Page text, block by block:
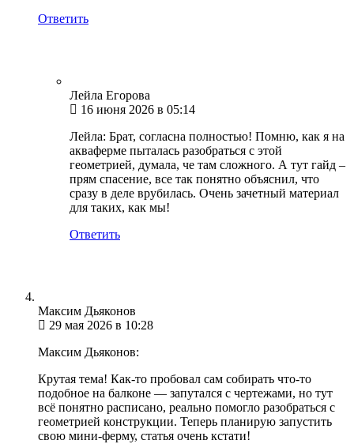
Ответить
Лейла Егорова
16 июня 2026 в 05:14
Лейла: Брат, согласна полностью! Помню, как я на
акваферме пыталась разобраться с этой
геометрией, думала, че там сложного. А тут гайд –
прям спасение, все так понятно объяснил, что
сразу в деле врубилась. Очень зачетный материал
для таких, как мы!
Ответить
Максим Дьяконов
29 мая 2026 в 10:28
Максим Дьяконов:
Крутая тема! Как-то пробовал сам собирать что-то
подобное на балконе — запутался с чертежами, но тут
всё понятно расписано, реально помогло разобраться с
геометрией конструкции. Теперь планирую запустить
свою мини-ферму, статья очень кстати!